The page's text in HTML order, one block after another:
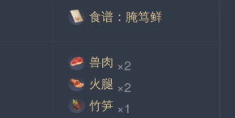
食谱：腌笃鲜
兽肉 ×2
火腿 ×2
竹笋 ×1